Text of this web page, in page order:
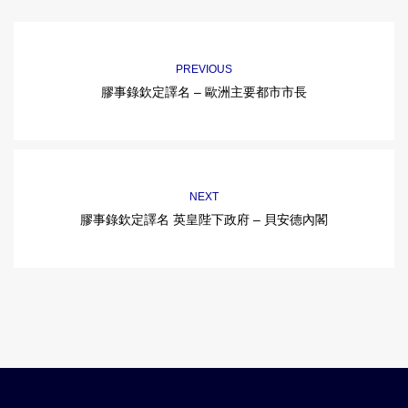
PREVIOUS
膠事錄欽定譯名 – 歐洲主要都市市長
NEXT
膠事錄欽定譯名 英皇陛下政府 – 貝安德內閣